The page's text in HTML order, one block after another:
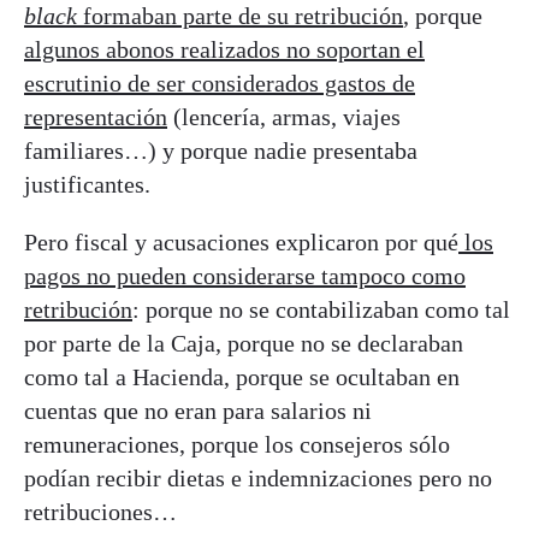
black formaban parte de su retribución, porque
algunos abonos realizados no soportan el
escrutinio de ser considerados gastos de
representación (lencería, armas, viajes
familiares…) y porque nadie presentaba
justificantes.
Pero fiscal y acusaciones explicaron por qué los
pagos no pueden considerarse tampoco como
retribución: porque no se contabilizaban como tal
por parte de la Caja, porque no se declaraban
como tal a Hacienda, porque se ocultaban en
cuentas que no eran para salarios ni
remuneraciones, porque los consejeros sólo
podían recibir dietas e indemnizaciones pero no
retribuciones…